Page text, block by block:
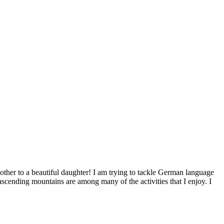
to a beautiful daughter! I am trying to tackle German language
mountains are among many of the activities that I enjoy. I